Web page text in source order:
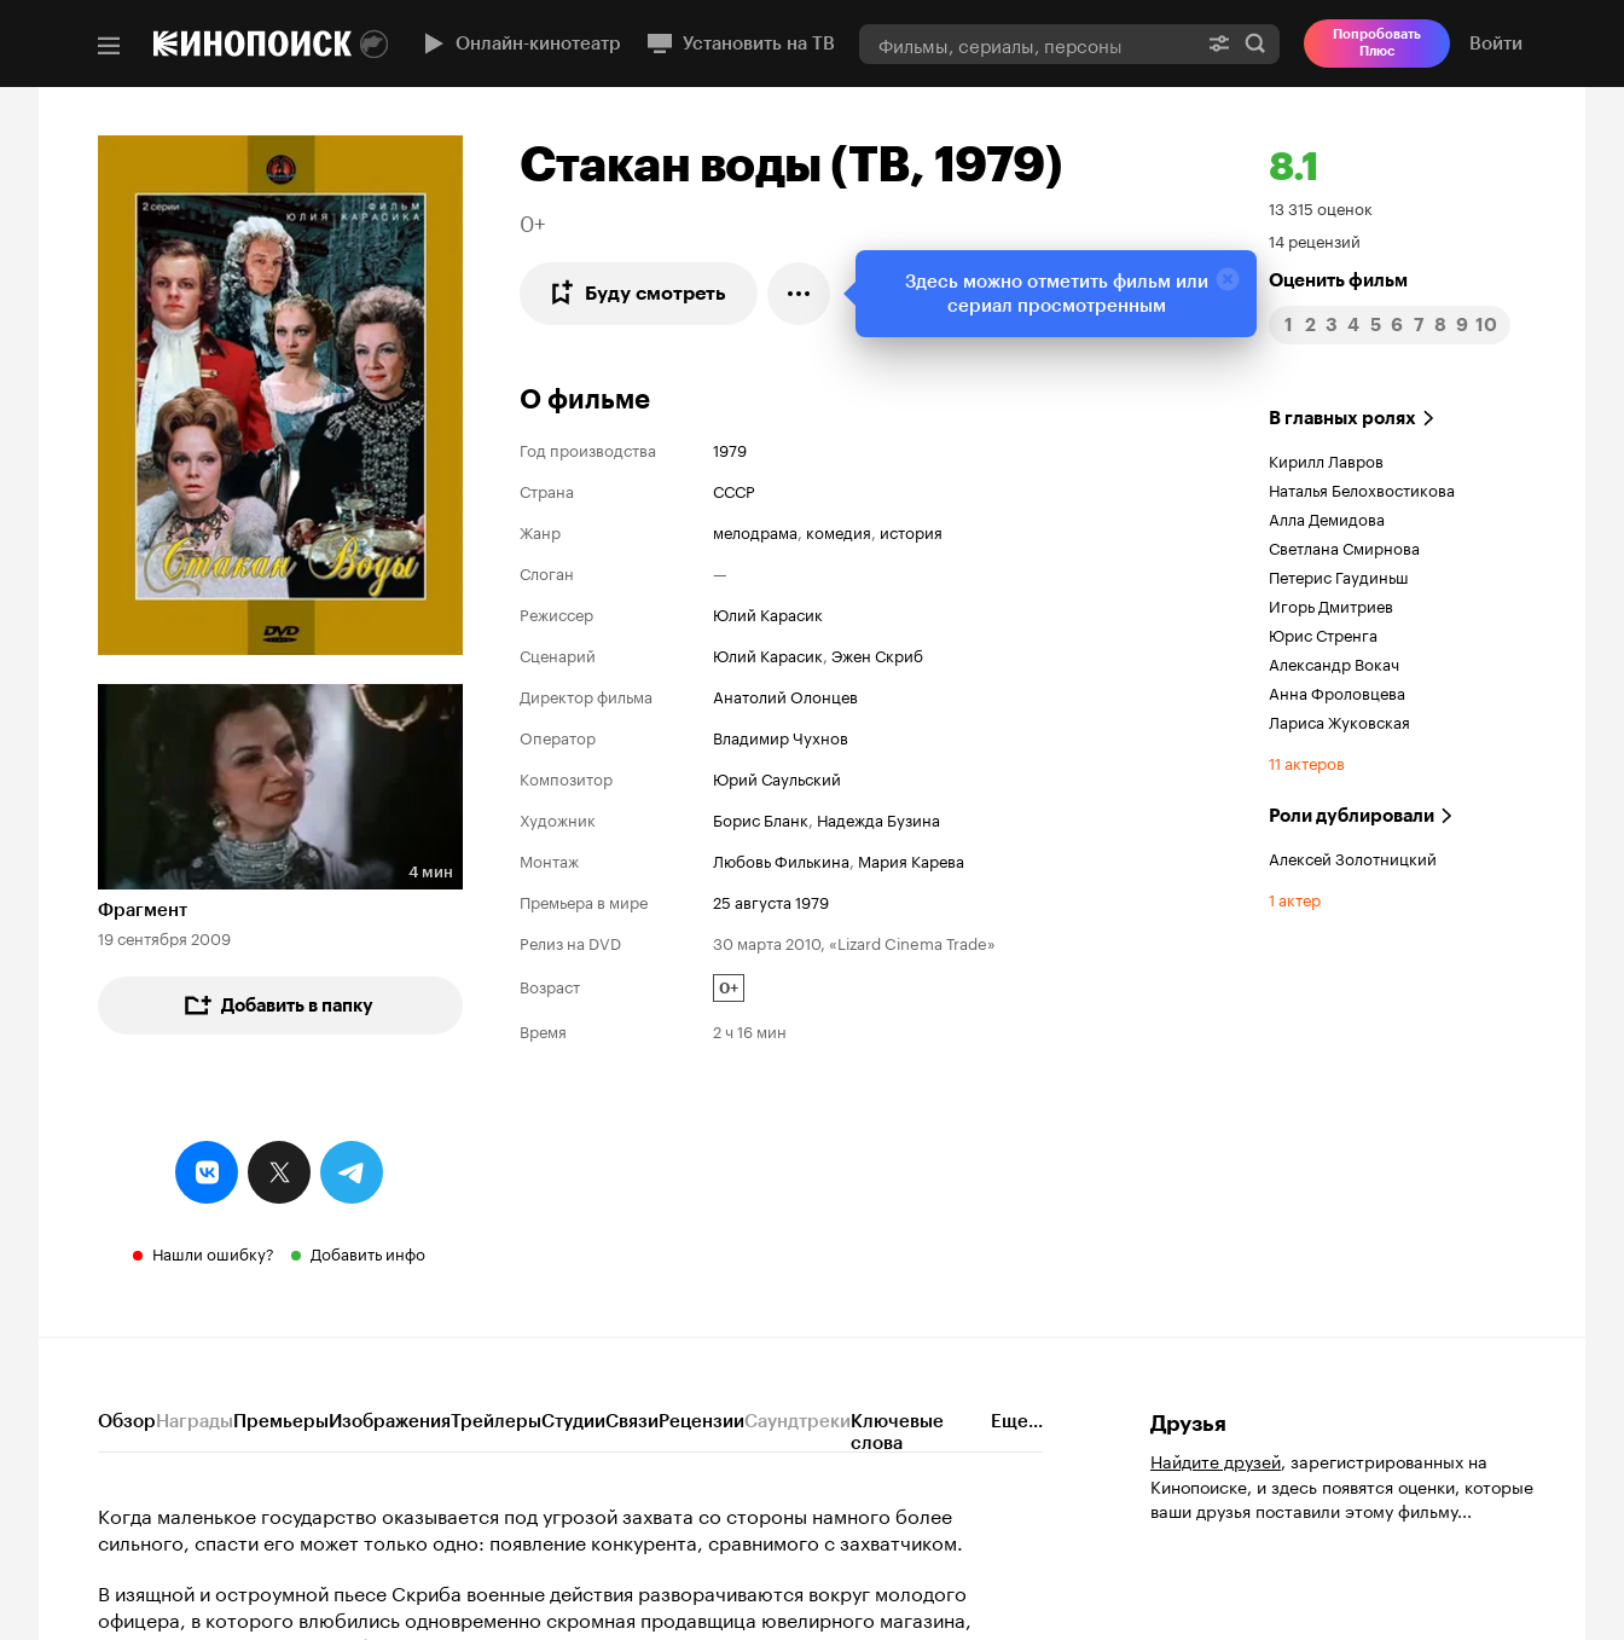
Онлайн-кинотеатр Установить на ТВ
Попробовать
Плюс
Войти
Длительность 4 мин
4 мин
Фрагмент
19 сентября 2009
Добавить в папку
Нашли ошибку? Добавить инфо
Стакан воды (ТВ, 1979)
0+
Буду смотреть
8.1
Рейтинг
Кинопоиска
8.1
13 315 оценок
14 рецензий
Оценить фильм
1 2 3 4 5 6 7 8 9 10
О фильме
Год производства
1979
Страна
СССР
Жанр
мелодрама, комедия, история
Слоган
—
Режиссер
Юлий Карасик
Сценарий
Юлий Карасик, Эжен Скриб
Директор фильма
Анатолий Олонцев
Оператор
Владимир Чухнов
Композитор
Юрий Саульский
Художник
Борис Бланк, Надежда Бузина
Монтаж
Любовь Филькина, Мария Карева
Премьера в мире
25 августа 1979
Релиз на DVD
30 марта 2010, «Lizard Cinema Trade»
Возраст
0+
Время 2 ч 16 мин
В главных ролях
Кирилл Лавров
Наталья Белохвостикова
Алла Демидова
Светлана Смирнова
Петерис Гаудиньш
Игорь Дмитриев
Юрис Стренга
Александр Вокач
Анна Фроловцева
Лариса Жуковская
11 актеров
Роли дублировали
Алексей Золотницкий
1 актер
ОбзорНаградыПремьерыИзображенияТрейлерыСтудииСвязиРецензииСаундтрекиКлючевые
слова
Еще...
Когда маленькое государство оказывается под угрозой захвата со стороны намного более
сильного, спасти его может только одно: появление конкурента, сравнимого с захватчиком.
В изящной и остроумной пьесе Скриба военные действия разворачиваются вокруг молодого
офицера, в которого влюбились одновременно скромная продавщица ювелирного магазина,
Друзья
Найдите друзей, зарегистрированных на
Кинопоиске, и здесь появятся оценки, которые
ваши друзья поставили этому фильму...
Здесь можно отметить фильм или
сериал просмотренным